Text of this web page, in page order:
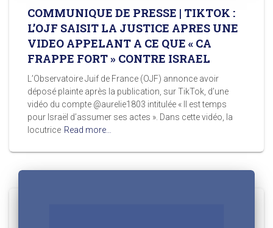
COMMUNIQUE DE PRESSE | TIKTOK :
L’OJF SAISIT LA JUSTICE APRES UNE
VIDEO APPELANT A CE QUE « CA
FRAPPE FORT » CONTRE ISRAEL
L’Observatoire Juif de France (OJF) annonce avoir
déposé plainte après la publication, sur TikTok, d’une
vidéo du compte @aurelie1803 intitulée « Il est temps
pour Israël d’assumer ses actes ». Dans cette vidéo, la
locutrice Read more…